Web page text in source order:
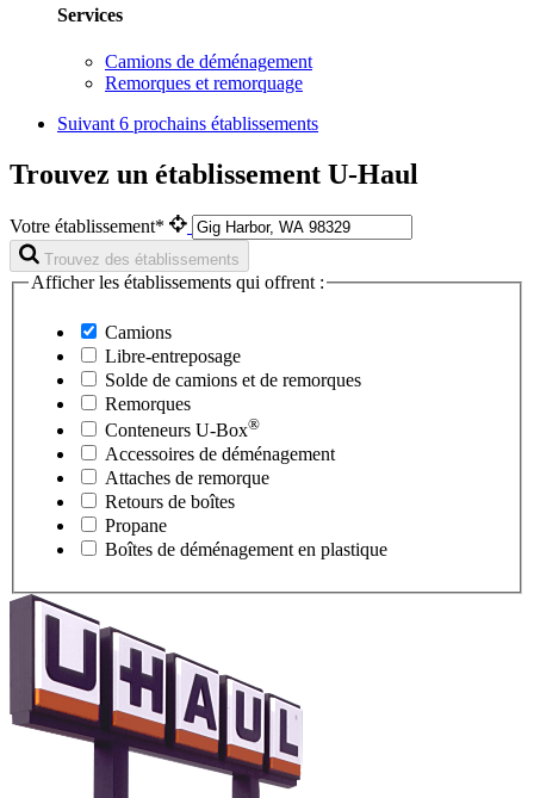
Services
Camions de déménagement
Remorques et remorquage
Suivant 6 prochains établissements
Trouvez un établissement U-Haul
Votre établissement*
Trouvez des établissements
Afficher les établissements qui offrent :
Camions
Libre-entreposage
Solde de camions et de remorques
Remorques
Conteneurs U-Box®
Accessoires de déménagement
Attaches de remorque
Retours de boîtes
Propane
Boîtes de déménagement en plastique